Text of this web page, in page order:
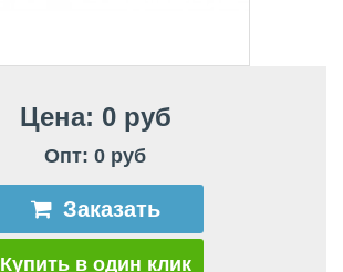
Цена: 0 руб
Опт: 0 руб
Заказать
Купить в один клик